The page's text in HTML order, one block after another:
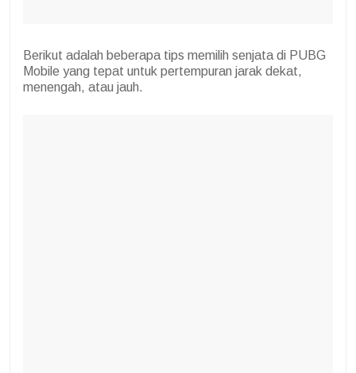
Berikut adalah beberapa tips memilih senjata di PUBG
Mobile yang tepat untuk pertempuran jarak dekat,
menengah, atau jauh.